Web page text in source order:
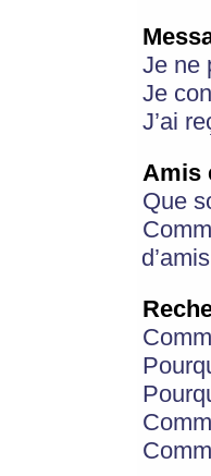
Je ne
Je
J’ai
Amis
Que